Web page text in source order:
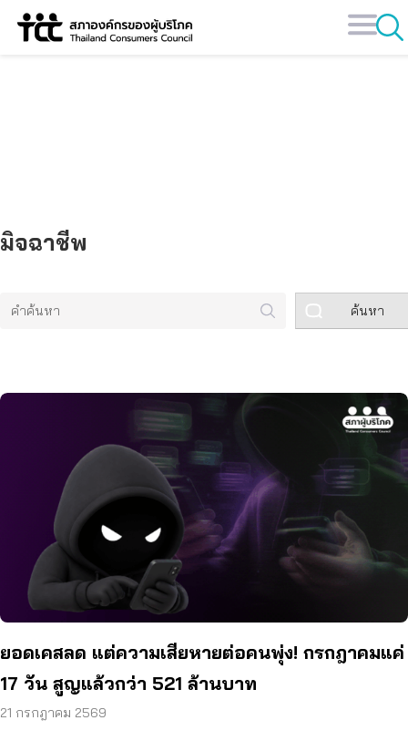
Skip
มิจฉาชีพ
ค้นหา
ยอดเคสลด แต่ความเสียหายต่อคนพุ่ง! กรกฎาคมแค่
17 วัน สูญแล้วกว่า 521 ล้านบาท
21 กรกฎาคม 2569